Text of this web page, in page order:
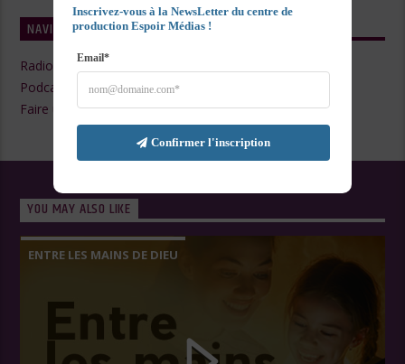
NAVIGATE
Radio Live
Podcasts
Faire un Don
YOU MAY ALSO LIKE
ENTRE LES MAINS DE DIEU
Inscrivez-vous à la NewsLetter du centre de
production Espoir Médias !
Email*
Confirmer l'inscription